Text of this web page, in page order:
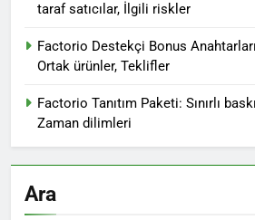
taraf satıcılar, İlgili riskler
Factorio Destekçi Bonus
Ortak ürünler, Teklifler
Factorio Tanıtım Paketi: Sınırlı
Zaman dilimleri
Ara